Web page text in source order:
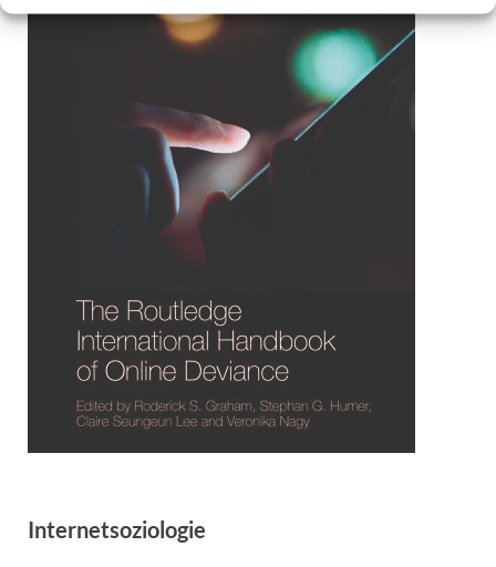
Internetsoziologie